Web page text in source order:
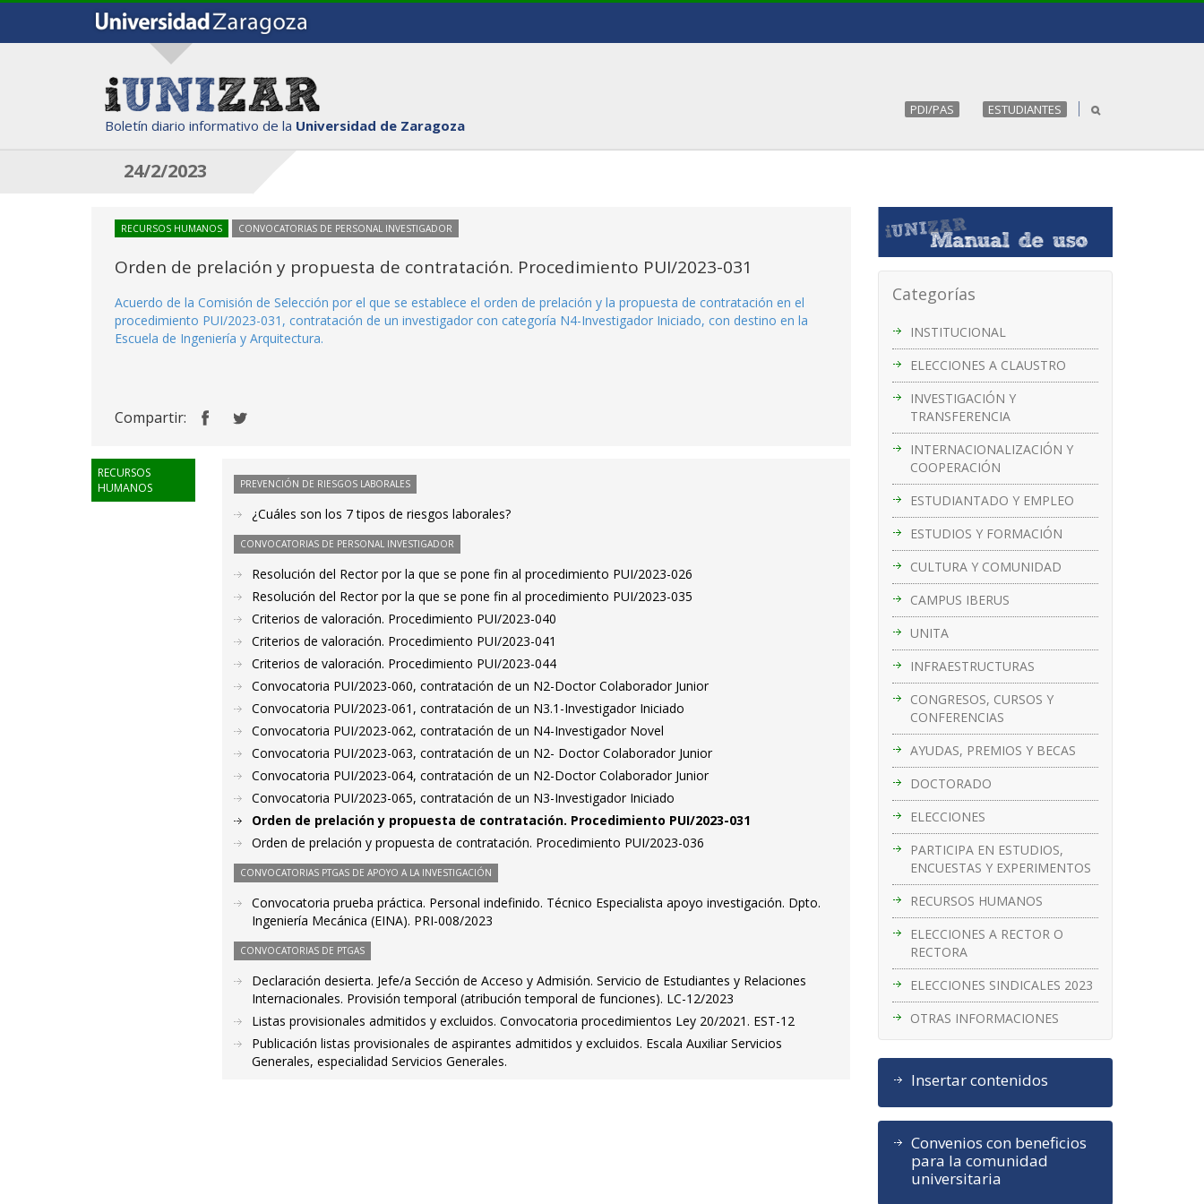
Boletín diario informativo de la Universidad de Zaragoza
PDI/PAS ESTUDIANTES
24/2/2023
Categorías
INSTITUCIONAL
ELECCIONES A CLAUSTRO
INVESTIGACIÓN Y
TRANSFERENCIA
INTERNACIONALIZACIÓN Y
COOPERACIÓN
ESTUDIANTADO Y EMPLEO
ESTUDIOS Y FORMACIÓN
CULTURA Y COMUNIDAD
CAMPUS IBERUS
UNITA
INFRAESTRUCTURAS
CONGRESOS, CURSOS Y
CONFERENCIAS
AYUDAS, PREMIOS Y BECAS
DOCTORADO
ELECCIONES
PARTICIPA EN ESTUDIOS,
ENCUESTAS Y EXPERIMENTOS
RECURSOS HUMANOS
ELECCIONES A RECTOR O
RECTORA
ELECCIONES SINDICALES 2023
OTRAS INFORMACIONES
Insertar contenidos
Convenios con beneficios
para la comunidad
universitaria
RECURSOS HUMANOS CONVOCATORIAS DE PERSONAL INVESTIGADOR
Orden de prelación y propuesta de contratación. Procedimiento PUI/2023-031
Acuerdo de la Comisión de Selección por el que se establece el orden de prelación y la propuesta de contratación en el
procedimiento PUI/2023-031, contratación de un investigador con categoría N4-Investigador Iniciado, con destino en la
Escuela de Ingeniería y Arquitectura.
Compartir:
RECURSOS
HUMANOS
PREVENCIÓN DE RIESGOS LABORALES
¿Cuáles son los 7 tipos de riesgos laborales?
CONVOCATORIAS DE PERSONAL INVESTIGADOR
Resolución del Rector por la que se pone fin al procedimiento PUI/2023-026
Resolución del Rector por la que se pone fin al procedimiento PUI/2023-035
Criterios de valoración. Procedimiento PUI/2023-040
Criterios de valoración. Procedimiento PUI/2023-041
Criterios de valoración. Procedimiento PUI/2023-044
Convocatoria PUI/2023-060, contratación de un N2-Doctor Colaborador Junior
Convocatoria PUI/2023-061, contratación de un N3.1-Investigador Iniciado
Convocatoria PUI/2023-062, contratación de un N4-Investigador Novel
Convocatoria PUI/2023-063, contratación de un N2- Doctor Colaborador Junior
Convocatoria PUI/2023-064, contratación de un N2-Doctor Colaborador Junior
Convocatoria PUI/2023-065, contratación de un N3-Investigador Iniciado
Orden de prelación y propuesta de contratación. Procedimiento PUI/2023-031
Orden de prelación y propuesta de contratación. Procedimiento PUI/2023-036
CONVOCATORIAS PTGAS DE APOYO A LA INVESTIGACIÓN
Convocatoria prueba práctica. Personal indefinido. Técnico Especialista apoyo investigación. Dpto.
Ingeniería Mecánica (EINA). PRI-008/2023
CONVOCATORIAS DE PTGAS
Declaración desierta. Jefe/a Sección de Acceso y Admisión. Servicio de Estudiantes y Relaciones
Internacionales. Provisión temporal (atribución temporal de funciones). LC-12/2023
Listas provisionales admitidos y excluidos. Convocatoria procedimientos Ley 20/2021. EST-12
Publicación listas provisionales de aspirantes admitidos y excluidos. Escala Auxiliar Servicios
Generales, especialidad Servicios Generales.